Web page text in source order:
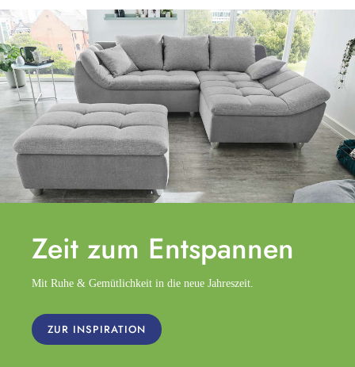
Zeit zum Entspannen
Mit Ruhe & Gemütlichkeit in die neue Jahreszeit.
ZUR INSPIRATION